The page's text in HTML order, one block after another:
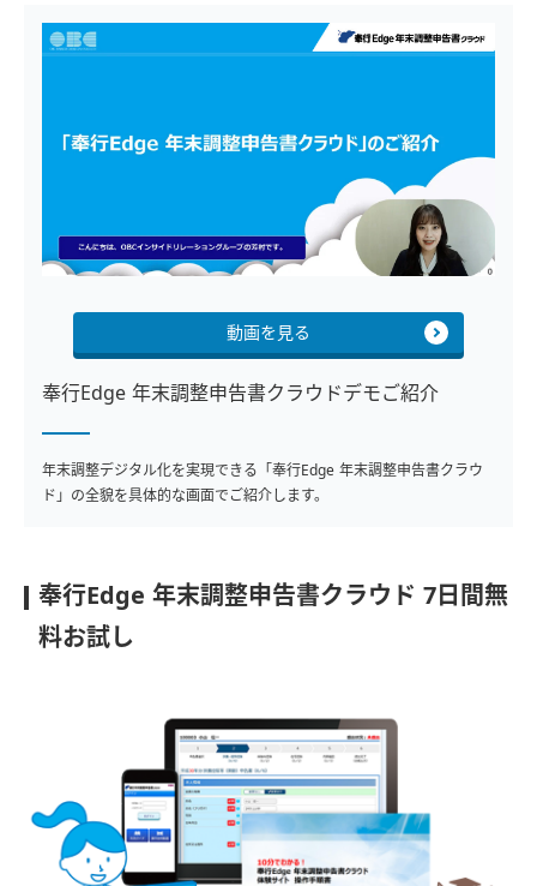
動画を見る
奉行Edge 年末調整申告書クラウドデモご紹介
年末調整デジタル化を実現できる「奉行Edge 年末調整申告書クラウ
ド」の全貌を具体的な画面でご紹介します。
奉行Edge 年末調整申告書クラウド 7日間無
料お試し